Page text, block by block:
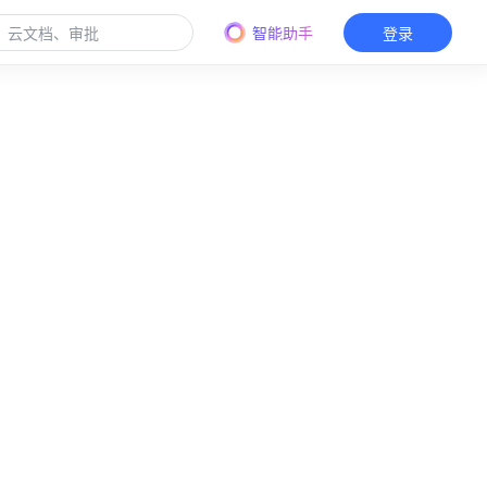
智能助手 登录